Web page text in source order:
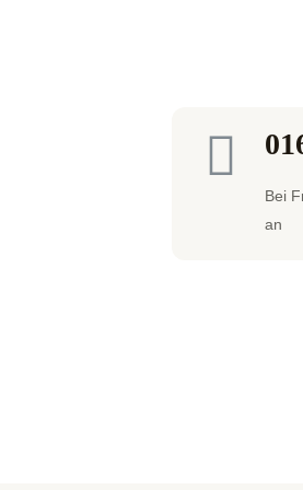
Bei
an